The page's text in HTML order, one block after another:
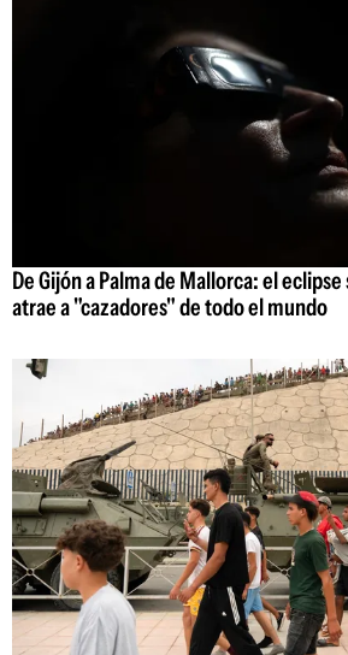
De Gijón a Palma de Mallorca: el eclipse
atrae a "cazadores" de todo el mundo